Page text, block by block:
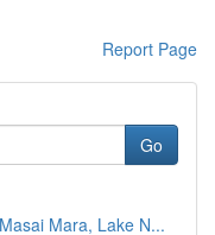
Report Page
Go
Mara, Lake N...